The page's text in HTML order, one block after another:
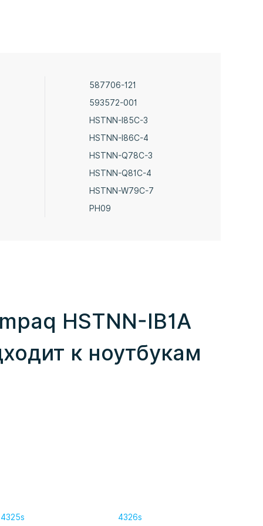
587706-121
593572-001
HSTNN-I85C-3
HSTNN-I86C-4
HSTNN-Q78C-3
HSTNN-Q81C-4
HSTNN-W79C-7
PH09
HSTNN-IB1A
к ноутбукам
4325s 4326s